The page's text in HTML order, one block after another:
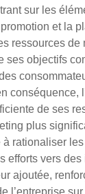
sur les
et la
ressources de
ses objectifs
conséquence,
de ses
plus
rationaliser
efforts vers
ajoutée,
l’entreprise sur